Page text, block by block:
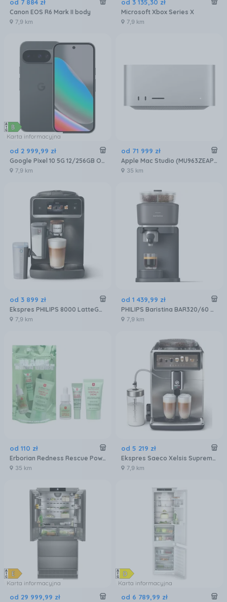
od 7 884 zł
Canon EOS R6 Mark II body
7,9 km
od 3 135,30 zł
Microsoft Xbox Series X
7,9 km
Karta informacyjna
od 2 999,99 zł
Google Pixel 10 5G 12/256GB Obsydian
7,9 km
od 71 999 zł
Apple Mac Studio (MU963ZEAP3R3D5)
35 km
od 3 899 zł
Ekspres PHILIPS 8000 LatteGo Pro EP8757/12
7,9 km
od 1 439,99 zł
PHILIPS Baristina BAR320/60 Podwójny pojemnik na ziarna czarny
7,9 km
od 110 zł
Erborian Redness Rescue Power Kit Zestaw Do Pielęgnacji Twarzy
35 km
od 5 219 zł
Ekspres Saeco Xelsis Suprema SM8885/00 Metalowy
7,9 km
Karta informacyjna
od 29 999,99 zł
Karta informacyjna
od 6 789,99 zł